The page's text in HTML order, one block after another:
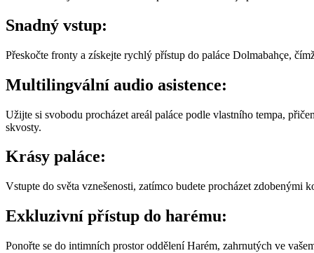
Snadný vstup:
Přeskočte fronty a získejte rychlý přístup do paláce Dolmabahçe,
Multilingvální audio asistence:
Užijte si svobodu procházet areál paláce podle vlastního tempa,
skvosty.
Krásy paláce:
Vstupte do světa vznešenosti, zatímco budete procházet
Exkluzivní přístup do harému:
Ponořte se do intimních prostor oddělení Harém, zahrnutých ve